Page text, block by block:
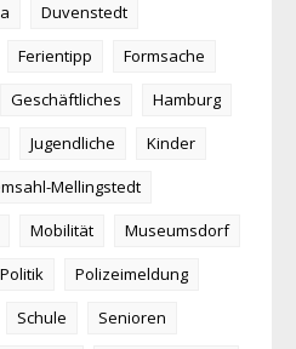
Duvenstedt
Ferientipp
Formsache
Geschäftliches
Hamburg
Jugendliche
Kinder
Mellingstedt
Mobilität
Museumsdorf
Politik
Polizeimeldung
Schule
Senioren